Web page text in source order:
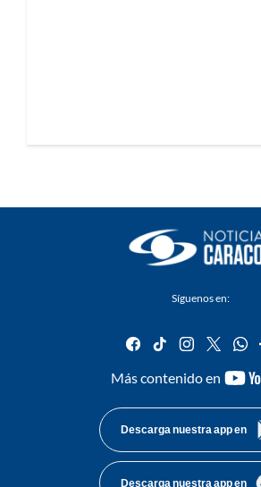
Síguenos en:
facebook
tiktok instagram
twitter
Más contenido en
Descarga nuestra app en
Descarga nuestra app en